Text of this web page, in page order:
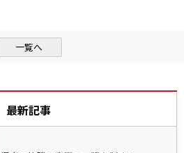
一覧へ
最新記事